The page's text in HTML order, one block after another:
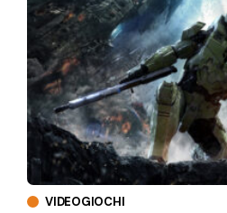
VIDEOGIOCHI